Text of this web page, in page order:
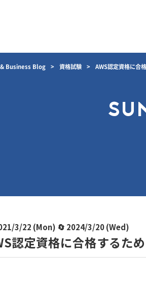
Business Blog 資格試験 AWS認定資格に合
3/22 (Mon) 🔄 2024/3/20 (Wed)
認定資格に合格するた